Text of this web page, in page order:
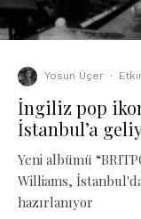
Yosun Üçer ·
İngiliz pop
İstanbul’a
Yeni albümü
Williams,
hazırlanıyor